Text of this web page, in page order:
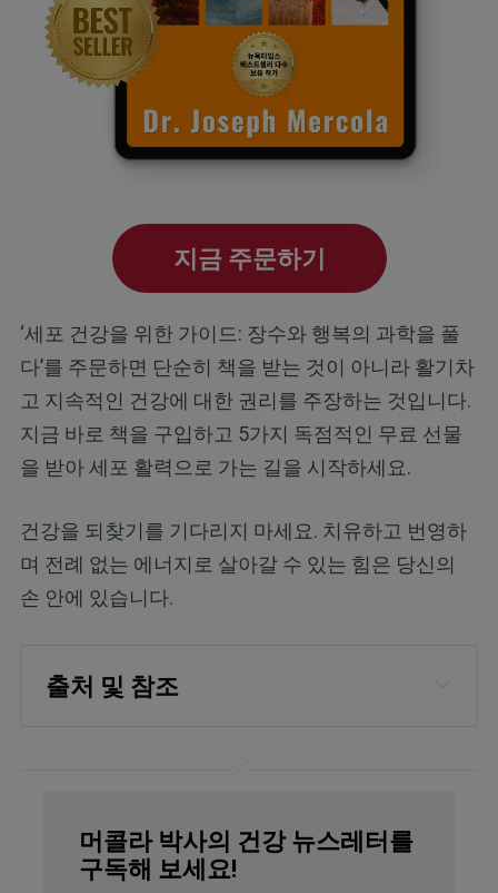
지금 주문하기
‘세포 건강을 위한 가이드: 장수와 행복의 과학을 풀
다’를 주문하면 단순히 책을 받는 것이 아니라 활기차
고 지속적인 건강에 대한 권리를 주장하는 것입니다.
지금 바로 책을 구입하고 5가지 독점적인 무료 선물
을 받아 세포 활력으로 가는 길을 시작하세요.
건강을 되찾기를 기다리지 마세요. 치유하고 번영하
며 전례 없는 에너지로 살아갈 수 있는 힘은 당신의
손 안에 있습니다.
출처 및 참조
Nature Methods 14, 547–548 (2017)
Washington Post August 11, 2018
머콜라 박사의 건강 뉴스레터를
구독해 보세요!